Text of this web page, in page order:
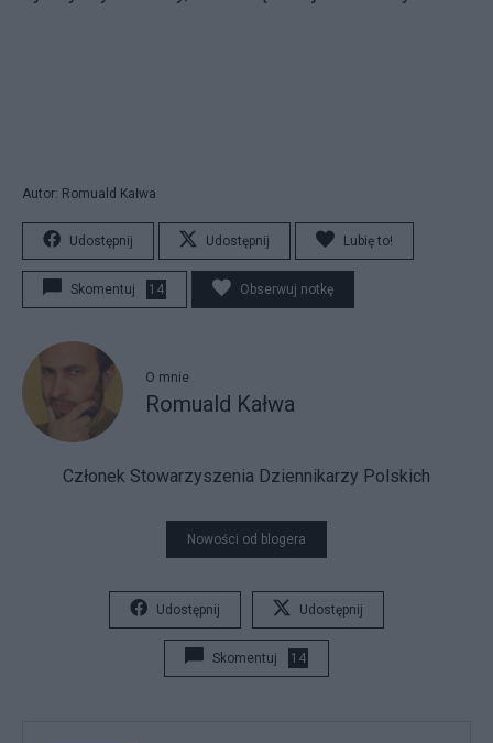
Autor: Romuald Kałwa
Udostępnij Udostępnij Lubię to!
Skomentuj 14 Obserwuj notkę
O mnie
Romuald Kałwa
Członek Stowarzyszenia Dziennikarzy Polskich
Nowości od blogera
Udostępnij Udostępnij
Skomentuj 14